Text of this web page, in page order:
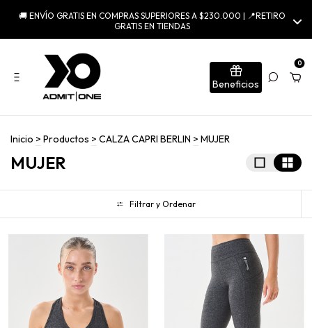
GIFTCARDS ONLINE | PROGRAMA DE PUNTOS
Beneficios
MUJER
Filtrar y Ordenar